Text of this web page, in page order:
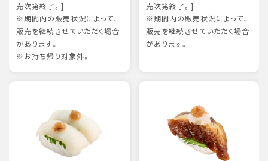
売次第終了。]
※期間内の販売状況によって、
販売を継続させていただく場合
があります。
※お持ち帰り対象外。
売次第終了。]
※期間内の販売状況によって、
販売を継続させていただく場合
があります。